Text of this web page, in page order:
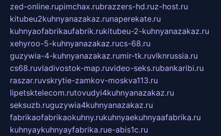
zed-online.rupimchax.rubrazzers-hd.ruz-host.ru
kitubeu2kuhnyanazakaz.runaperekate.ru
kuhnyaofabrikaufabrik.rukitubeu-2-kuhnyanazakaz.ru
xehyroo-5-kuhnyanazakaz.rucs-68.ru
guzywia-4-kuhnyanazakaz.rumir-tk.ruvlknrussia.ru
cs68.ruvladivostok-map.ruvideo-seks.rubankaribi.ru
raszar.ruvskrytie-zamkov-moskva113.ru
lipetsktelecom.rutovudyi4kuhnyanazakaz.ru
seksuzb.ruguzywia4kuhnyanazakaz.ru
fabrikaofabrikaokuhny.rukuhnyaekuhnyaafabrika.ru
kuhnyaykuhnyayfabrika.rue-abis1c.ru